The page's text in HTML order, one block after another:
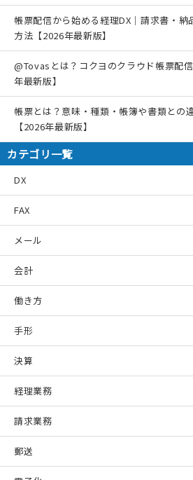
帳票配信から始める経理DX｜請求書・納
方法【2026年最新版】
@Tovasとは？コクヨのクラウド帳票配
年最新版】
帳票とは？意味・種類・帳簿や書類との
【2026年最新版】
カテゴリ一覧
DX
FAX
メール
会計
働き方
手形
決算
経理業務
請求業務
郵送